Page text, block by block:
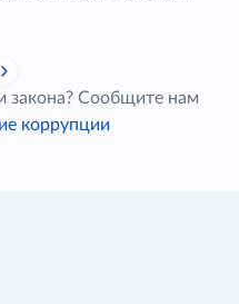
закона? Сообщите нам
коррупции